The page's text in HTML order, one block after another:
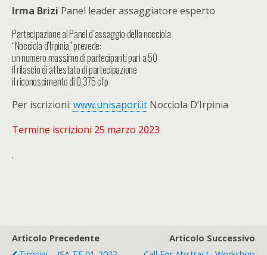
Irma Brizi Panel leader assaggiatore esperto
Partecipazione al Panel d’assaggio della nocciola
“Nocciola d’Irpinia” prevede:
un numero massimo di partecipanti pari a 50
il rilascio di attestato di partecipazione
il riconoscimento di 0.375 cfp
Per iscrizioni: www.unisapori.it Nocciola D’Irpinia
Termine iscrizioni 25 marzo 2023
.
Articolo Precedente
Articolo Successivo